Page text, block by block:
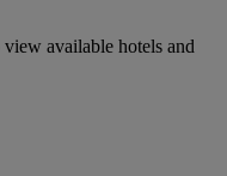
available hotels and